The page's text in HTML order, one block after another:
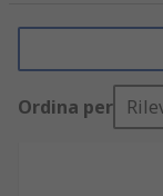
I connettori DIN
disposti in una
all'interno del
per tastiere per
Ordina per